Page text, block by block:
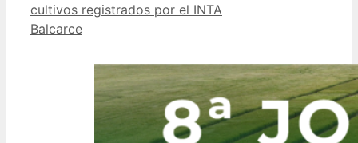
cultivos registrados por el INTA
Balcarce